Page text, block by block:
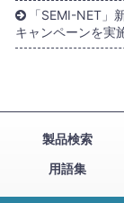
「SEMI-NET」
キャンペーンを実
製品検索
用語集